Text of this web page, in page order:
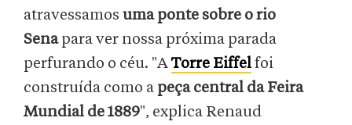
atravessamos uma ponte sobre o rio
Senapara ver nossa próxima parada
perfurando o céu. "ATorre Eiffelfoi
construída como a peça central da Feira
Mundial de 1889", explica Renaud